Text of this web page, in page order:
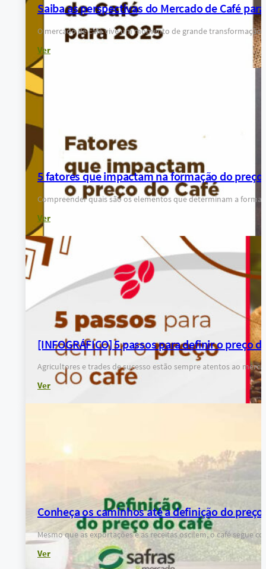
Saiba as perspectivas do Mercado de Café
O mercado de café vive um momento de grande
Ver
5 fatores que impactam na formação do preço
Compreender quais são os elementos que determinam a
Ver
[INFOGRÁFICO] 5 passos para definir o preço
Agricultores e trades de sucesso estão sempre atentos ao
Ver
Conheça os caminhos até a definição do preço
Mesmo que as exportações e as receitas oscilem, o café segue
Ver